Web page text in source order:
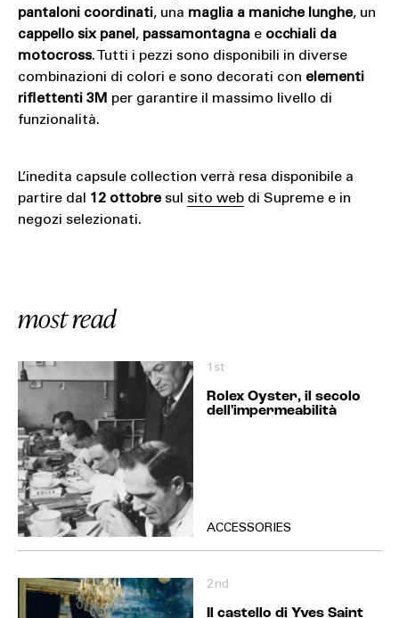
pantaloni coordinati, una maglia a maniche lunghe, un
cappello six panel , passamontagnae occhiali da
motocross. Tutti i pezzi sono disponibili in diverse
combinazioni di colori e sono decorati con elementi
riflettenti 3M per garantire il massimo livello di
funzionalità.
L’inedita capsule collection verrà resa disponibile a
partire dal 12 ottobresul sito webdi Supreme e in
negozi selezionati.
most read
1st
Rolex Oyster, il secolo
dell'impermeabilità
ACCESSORIES
2nd
Il castello di Yves Saint